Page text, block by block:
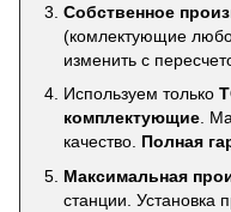
Собственное
(комлектующие
изменить с
Используем только
комплектующие.
качество. Полная
Максимальная
станции. Установка